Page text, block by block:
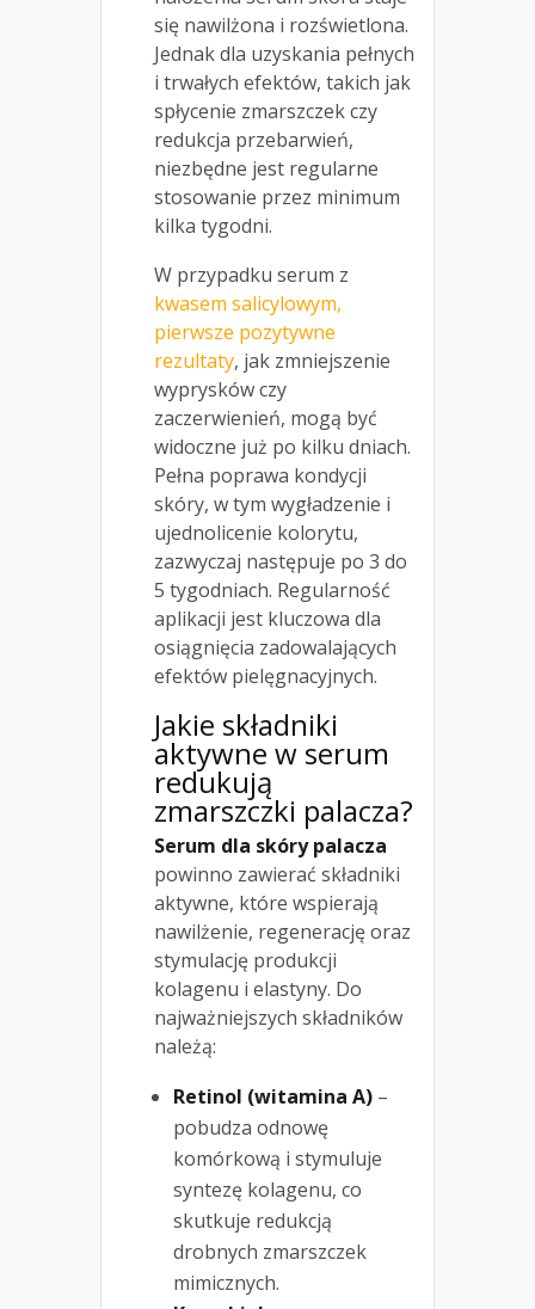
się nawilżona i rozświetlona.
Jednak dla uzyskania pełnych
i trwałych efektów, takich jak
spłycenie zmarszczek czy
redukcja przebarwień,
niezbędne jest regularne
stosowanie przez minimum
kilka tygodni.
W przypadku serum z
kwasem salicylowym,
pierwsze pozytywne
rezultaty, jak zmniejszenie
wyprysków czy
zaczerwienień, mogą być
widoczne już po kilku dniach.
Pełna poprawa kondycji
skóry, w tym wygładzenie i
ujednolicenie kolorytu,
zazwyczaj następuje po 3 do
5 tygodniach. Regularność
aplikacji jest kluczowa dla
osiągnięcia zadowalających
efektów pielęgnacyjnych.
Jakie składniki
aktywne w serum
redukują
zmarszczki palacza?
Serum dla skóry palacza
powinno zawierać składniki
aktywne, które wspierają
nawilżenie, regenerację oraz
stymulację produkcji
kolagenu i elastyny. Do
najważniejszych składników
należą:
Retinol (witamina A) –
pobudza odnowę
komórkową i stymuluje
syntezę kolagenu, co
skutkuje redukcją
drobnych zmarszczek
mimicznych.